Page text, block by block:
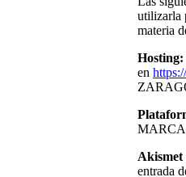
utilizarla
materia
Hosting:
en
Akismet
entrada